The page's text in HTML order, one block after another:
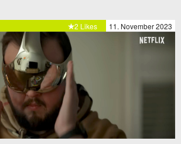
11. November 2023
2 Likes